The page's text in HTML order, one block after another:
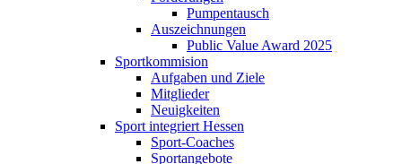
Pumpentausch
Auszeichnungen
Public Value Award 2025
Sportkommision
Aufgaben und Ziele
Mitglieder
Neuigkeiten
Sport integriert Hessen
Sport-Coaches
Sportangebote